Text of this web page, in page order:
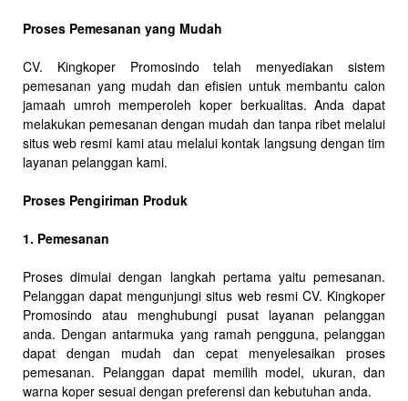
Proses Pemesanan yang Mudah
CV. Kingkoper Promosindo telah menyediakan sistem
pemesanan yang mudah dan efisien untuk membantu calon
jamaah umroh memperoleh koper berkualitas. Anda dapat
melakukan pemesanan dengan mudah dan tanpa ribet melalui
situs web resmi kami atau melalui kontak langsung dengan tim
layanan pelanggan kami.
Proses Pengiriman Produk
1. Pemesanan
Proses dimulai dengan langkah pertama yaitu pemesanan.
Pelanggan dapat mengunjungi situs web resmi CV. Kingkoper
Promosindo atau menghubungi pusat layanan pelanggan
anda. Dengan antarmuka yang ramah pengguna, pelanggan
dapat dengan mudah dan cepat menyelesaikan proses
pemesanan. Pelanggan dapat memilih model, ukuran, dan
warna koper sesuai dengan preferensi dan kebutuhan anda.